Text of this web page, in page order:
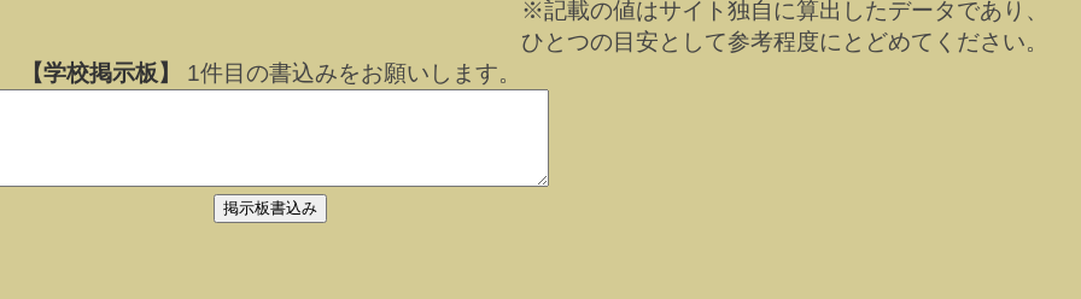
※記載の値はサイト独自に算出したデータであり、
ひとつの目安として参考程度にとどめてください。
【学校掲示板】
1件目の書込みをお願いします。